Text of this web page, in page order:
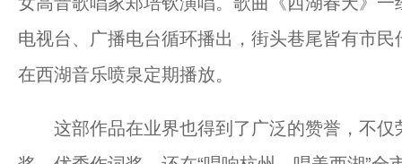
电视台、广播电台循环播出，街头巷尾皆有市
在西湖音乐喷泉定期播放。
这部作品在业界也得到了广泛的赞誉，不仅